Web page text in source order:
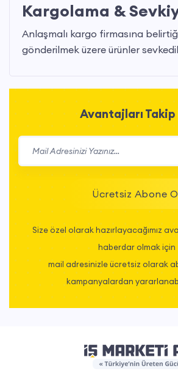
Kargolama &
Anlaşmalı kargo firmasına
gönderilmek üzere ürünler
Avantajları Takip
Ücretsiz Abone
Size özel olarak hazırlayacağımız
haberdar olmak için
mail adresinizle ücretsiz olarak
kampanyalardan